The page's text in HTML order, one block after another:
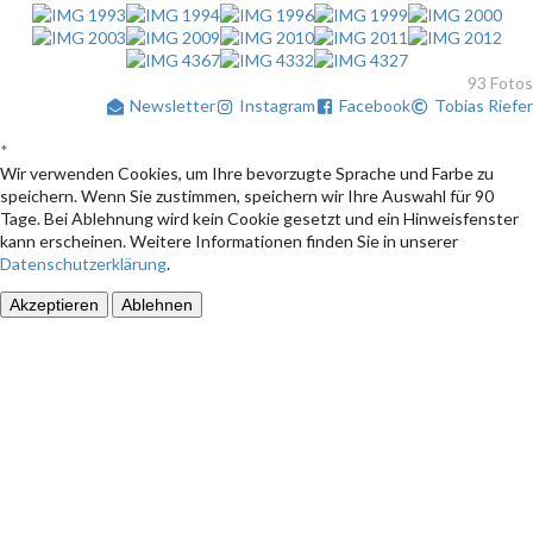
93 Fotos
Newsletter
Instagram Facebook Tobias Riefer
*
Wir verwenden Cookies, um Ihre bevorzugte Sprache und Farbe zu
speichern. Wenn Sie zustimmen, speichern wir Ihre Auswahl für 90
Tage. Bei Ablehnung wird kein Cookie gesetzt und ein Hinweisfenster
kann erscheinen. Weitere Informationen finden Sie in unserer
Datenschutzerklärung.
Akzeptieren Ablehnen